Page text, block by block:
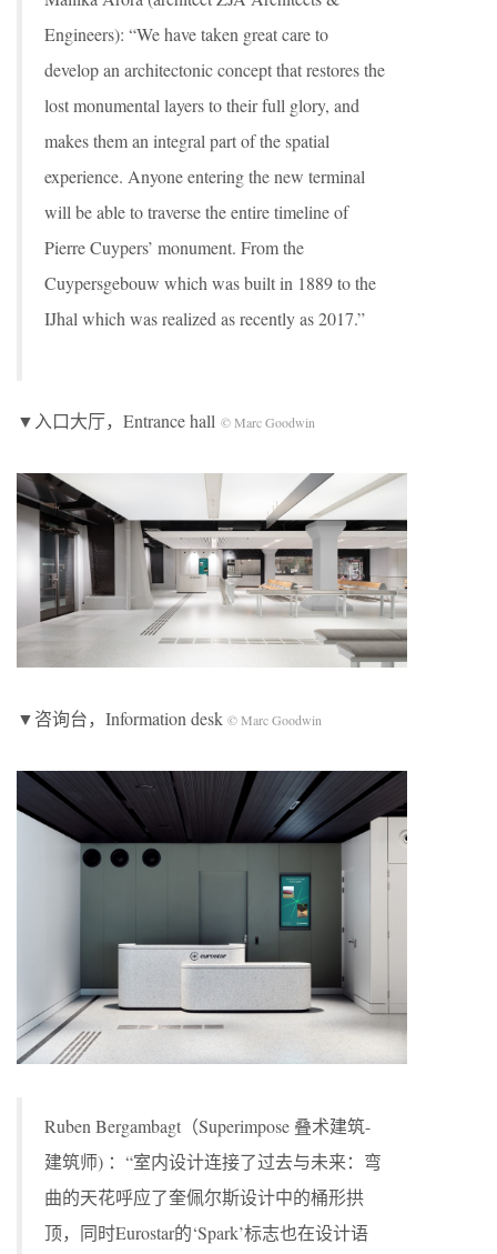
Engineers): “We have taken great care to
develop an architectonic concept that restores the
lost monumental layers to their full glory, and
makes them an integral part of the spatial
experience. Anyone entering the new terminal
will be able to traverse the entire timeline of
Pierre Cuypers’ monument. From the
Cuypersgebouw which was built in 1889 to the
IJhal which was realized as recently as 2017.”
▼入口大厅，Entrance hall © Marc Goodwin
▼咨询台，Information desk © Marc Goodwin
Ruben Bergambagt（Superimpose 叠术建筑-
建筑师) ：“室内设计连接了过去与未来：弯
曲的天花呼应了奎佩尔斯设计中的桶形拱
顶，同时Eurostar的‘Spark’标志也在设计语